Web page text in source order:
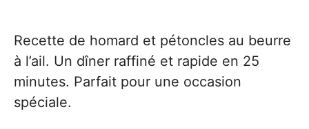
Recette de homard et pétoncles au beurre
à l’ail. Un dîner raffiné et rapide en 25
minutes. Parfait pour une occasion
spéciale.